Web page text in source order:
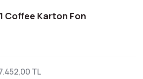
Coffee Karton Fon
TL